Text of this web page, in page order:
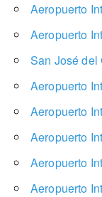
Aeropuerto
Aeropuerto
San José del
Aeropuerto
Aeropuerto Internacional
Aeropuerto
Aeropuerto
Aeropuerto